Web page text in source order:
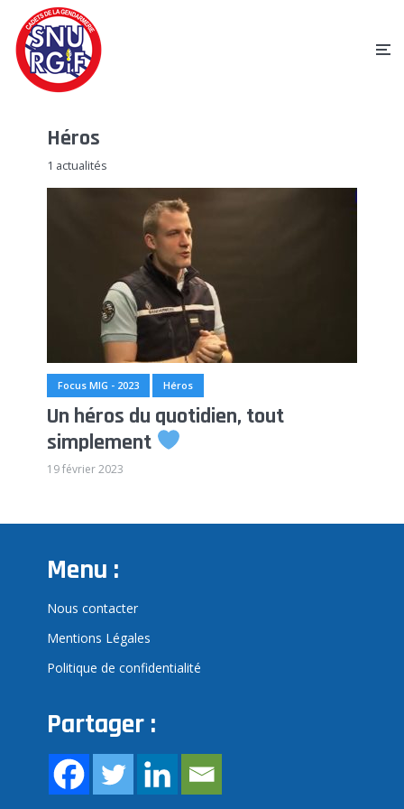
Héros
1 actualités
Focus MIG - 2023 Héros
Un héros du quotidien, tout
simplement
19 février 2023
Menu :
Nous contacter
Mentions Légales
Politique de confidentialité
Partager :